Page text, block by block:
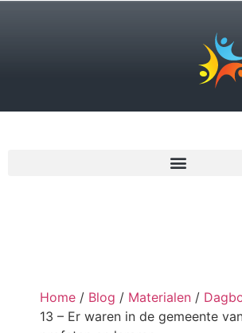
Home / Blog / Materialen /
13 – Er waren in de gemeente